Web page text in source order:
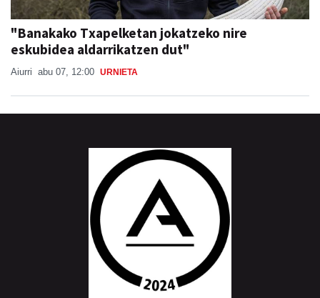
"Banakako Txapelketan jokatzeko nire
eskubidea aldarrikatzen dut"
Aiurri abu 07, 12:00 URNIETA